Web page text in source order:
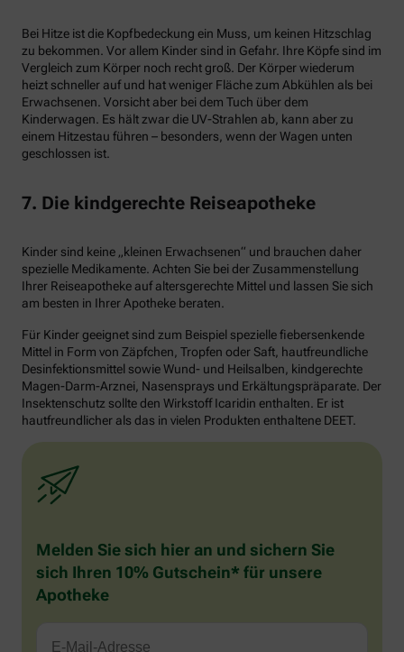
Bei Hitze ist die Kopfbedeckung ein Muss, um keinen Hitzschlag
zu bekommen. Vor allem Kinder sind in Gefahr. Ihre Köpfe sind im
Vergleich zum Körper noch recht groß. Der Körper wiederum
heizt schneller auf und hat weniger Fläche zum Abkühlen als bei
Erwachsenen. Vorsicht aber bei dem Tuch über dem
Kinderwagen. Es hält zwar die UV-Strahlen ab, kann aber zu
einem Hitzestau führen – besonders, wenn der Wagen unten
geschlossen ist.
7. Die kindgerechte Reiseapotheke
Kinder sind keine „kleinen Erwachsenen“ und brauchen daher
spezielle Medikamente. Achten Sie bei der Zusammenstellung
Ihrer Reiseapotheke auf altersgerechte Mittel und lassen Sie sich
am besten in Ihrer Apotheke beraten.
Für Kinder geeignet sind zum Beispiel spezielle fiebersenkende
Mittel in Form von Zäpfchen, Tropfen oder Saft, hautfreundliche
Desinfektionsmittel sowie Wund- und Heilsalben, kindgerechte
Magen-Darm-Arznei, Nasensprays und Erkältungspräparate. Der
Insektenschutz sollte den Wirkstoff Icaridin enthalten. Er ist
hautfreundlicher als das in vielen Produkten enthaltene DEET.
Melden Sie sich hier an und sichern Sie
sich Ihren 10% Gutschein* für unsere
Apotheke